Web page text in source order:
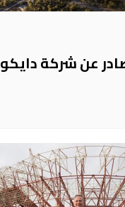
عن شركة دايكو